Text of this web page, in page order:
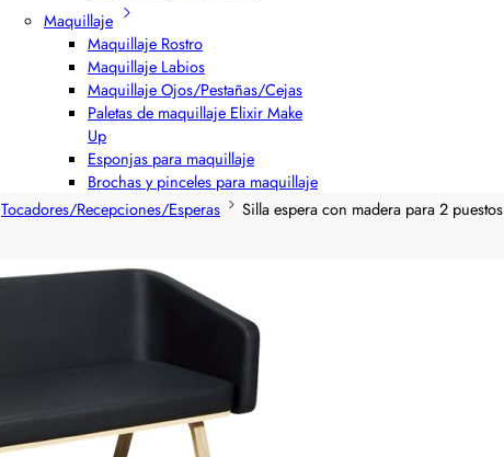
Maquillaje
Maquillaje Rostro
Maquillaje Labios
Maquillaje Ojos/Pestañas/Cejas
Paletas de maquillaje Elixir Make
Up
Esponjas para maquillaje
Brochas y pinceles para maquillaje
Tocadores/Recepciones/Esperas Silla espera con madera para 2 puestos